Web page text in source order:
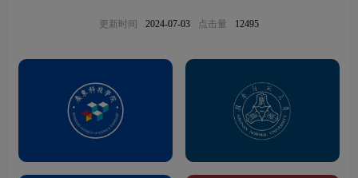
更新时间 2024-07-03 点击量 12495